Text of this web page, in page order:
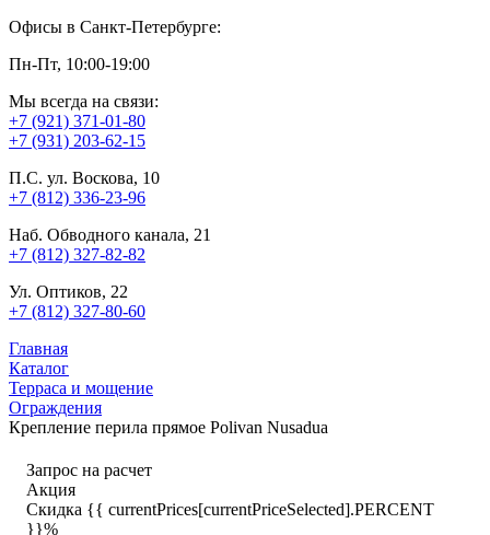
Офисы в Санкт-Петербурге:
Пн-Пт, 10:00-19:00
Мы всегда на связи:
+7 (921) 371-01-80
+7 (931) 203-62-15
П.С. ул. Воскова, 10
+7 (812) 336-23-96
Наб. Обводного канала, 21
+7 (812) 327-82-82
Ул. Оптиков, 22
+7 (812) 327-80-60
Главная
Каталог
Терраса и мощение
Ограждения
Крепление перила прямое Polivan Nusadua
Запрос на расчет
Акция
Скидка {{ currentPrices[currentPriceSelected].PERCENT
}}%